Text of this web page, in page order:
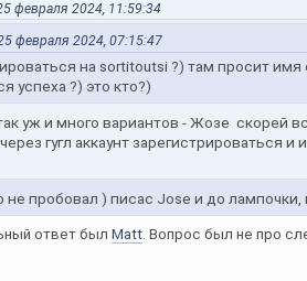
февраля 2024, 11:59:34
февраля 2024, 07:15:47
на sortitoutsi ?) там просит
успеха ?) это кто?)
уж и много вариантов - Жозе скорей
гугл аккаунт зарегистрироваться
пробовал ) писас Jose и до лампочки,
ответ был Matt. Вопрос был не про